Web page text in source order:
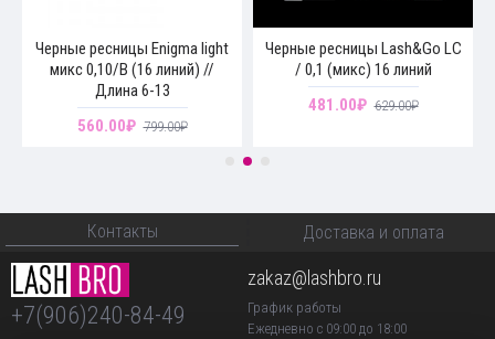
Черные ресницы Enigma light
микс 0,10/B (16 линий) //
Длина 6-13
560.00₽ 799.00₽
Черные ресницы Lash&Go LC
/ 0,1 (микс) 16 линий
481.00₽ 629.00₽
Контакты Доставка и оплата
zakaz@lashbro.ru
+7(906)240-84-49
График работы
Ежедневно с 09:00 до 18:00